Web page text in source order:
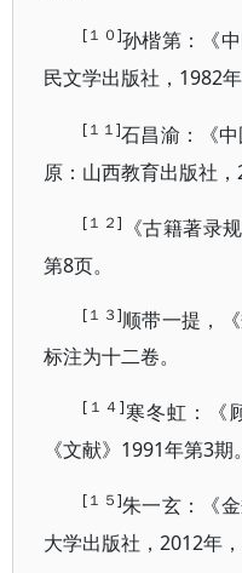
[１０]孙楷第：《
民文学出版社， 1982
[１１]石昌渝：《
原：山西教育出版社，
[１２] 《古籍著录
第8页。
[１３]顺带一提，
标注为十二卷。
[１４]寒冬虹：《
《文献》 1991年第3期。
[１５]朱一玄：《
大学出版社， 2012年，